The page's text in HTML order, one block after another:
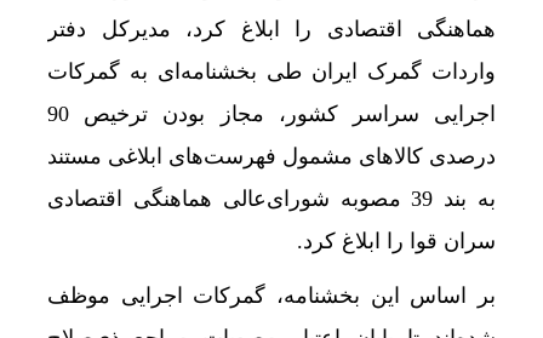
هماهنگی اقتصادی را ابلاغ کرد، مدیرکل دفتر
واردات گمرک ایران طی بخشنامه‌ای به گمرکات
اجرایی سراسر کشور، مجاز بودن ترخیص 90
درصدی کالاهای مشمول فهرست‌های ابلاغی مستند
به بند 39 مصوبه شورای‌عالی هماهنگی اقتصادی
سران قوا را ابلاغ کرد.
بر اساس این بخشنامه، گمرکات اجرایی موظف